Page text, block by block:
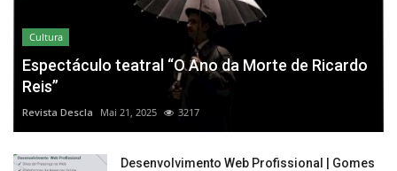
Cultura
Espectáculo teatral “O Ano da Morte de Ricardo
Reis”
Revista Descla Mai 21, 2025 3217
Desenvolvimento Web Profissional | Gomes